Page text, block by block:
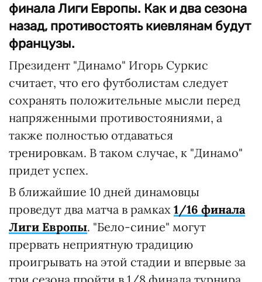
финала Лиги Европы. Как и два сезона
назад, противостоять киевлянам будут
французы.
Президент "Динамо" Игорь Суркис
считает, что его футболистам следует
сохранять положительные мысли перед
напряженными противостояниями, а
также полностью отдаваться
тренировкам. В таком случае, к "Динамо"
придет успех.
В ближайшие 10 дней динамовцы
проведут два матча в рамках 1/16 финала
Лиги Европы. "Бело-синие" могут
прервать неприятную традицию
проигрывать на этой стадии и впервые за